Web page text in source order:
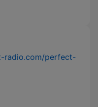
radio.com/perfect-